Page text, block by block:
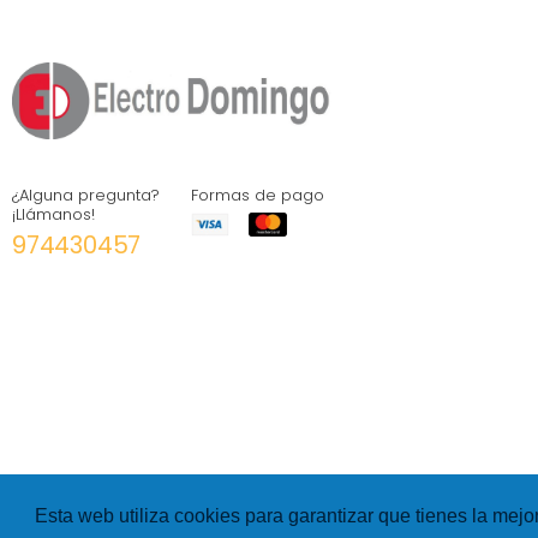
Esta web utiliza cookies para garantizar que tienes la
¿Alguna pregunta?
¡Llámanos!
974430457
Formas de pago
Hexer- All rights Reserved